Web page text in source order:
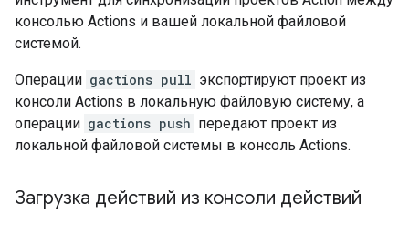
консолью Actions и вашей локальной файловой
системой.
Операции gactions pull экспортируют проект из
консоли Actions в локальную файловую систему, а
операции gactions push передают проект из
локальной файловой системы в консоль Actions.
Загрузка действий из консоли действий